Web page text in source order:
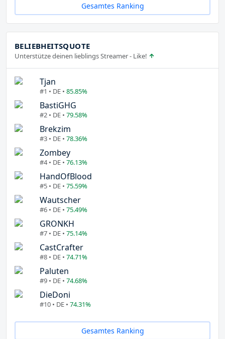
Gesamtes Ranking
BELIEBHEITSQUOTE
Unterstütze deinen lieblings Streamer - Like!
Tjan
#1 • DE • 85.85%
BastiGHG
#2 • DE • 79.58%
Brekzim
#3 • DE • 78.36%
Zombey
#4 • DE • 76.13%
HandOfBlood
#5 • DE • 75.59%
Wautscher
#6 • DE • 75.49%
GRONKH
#7 • DE • 75.14%
CastCrafter
#8 • DE • 74.71%
Paluten
#9 • DE • 74.68%
DieDoni
#10 • DE • 74.31%
Gesamtes Ranking